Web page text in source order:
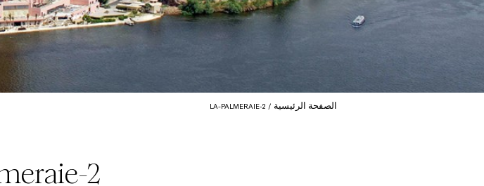
الصفحة الرئيسية LA-PALMERAIE-2
2